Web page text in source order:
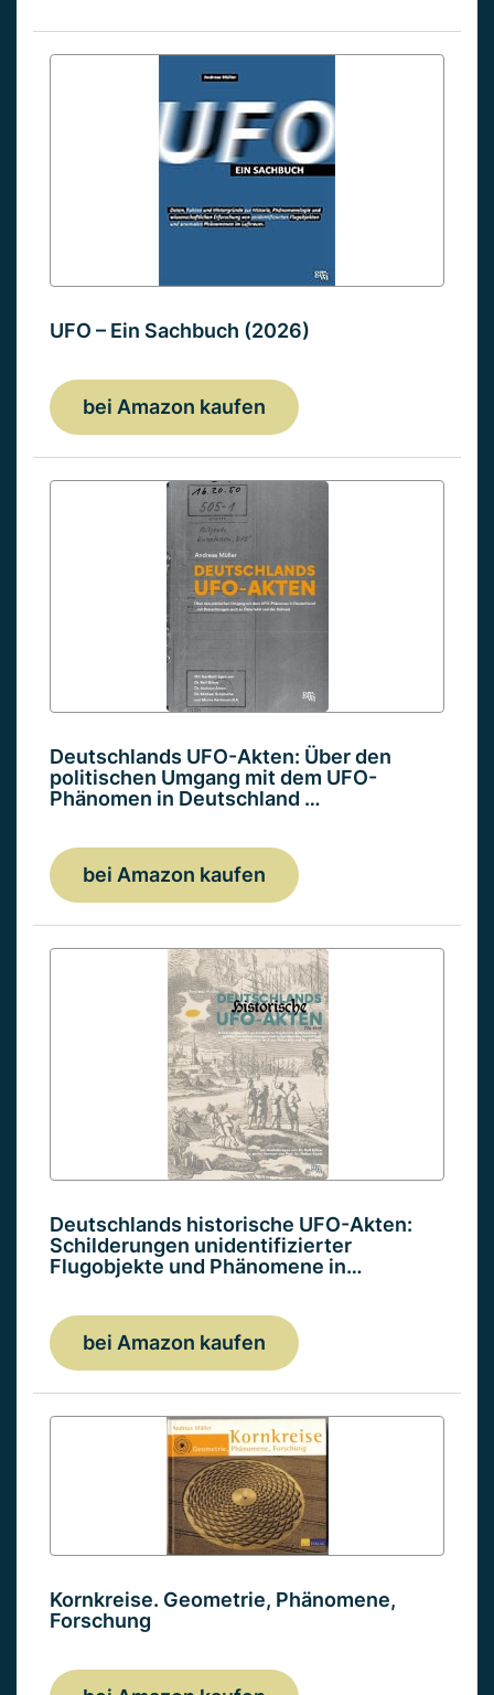
UFO – Ein Sachbuch (2026)
bei Amazon kaufen
Deutschlands UFO-Akten: Über den
politischen Umgang mit dem UFO-
Phänomen in Deutschland …
bei Amazon kaufen
Deutschlands historische UFO-Akten:
Schilderungen unidentifizierter
Flugobjekte und Phänomene in…
bei Amazon kaufen
Kornkreise. Geometrie, Phänomene,
Forschung